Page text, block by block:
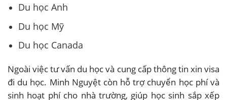
Du học Anh
Du học Mỹ
Du học Canada
Ngoài việc tư vấn du học và cung cấp thông tin xin visa
đi du học. Minh Nguyệt còn hỗ trợ chuyển học phí và
sinh hoạt phí cho nhà trường, giúp học sinh sắp xếp